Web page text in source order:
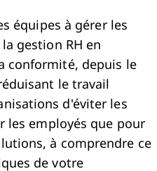
équipes à gérer les
gestion RH en
conformité, depuis le
le travail
d'éviter les
les employés que pour
à comprendre ce
de votre